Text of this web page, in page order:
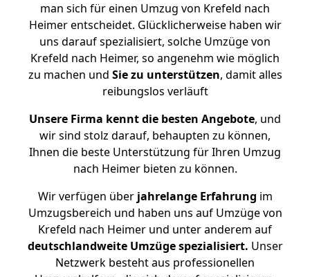
man sich für einen Umzug von Krefeld nach
Heimer entscheidet. Glücklicherweise haben wir
uns darauf spezialisiert, solche Umzüge von
Krefeld nach Heimer, so angenehm wie möglich
zu machen und Sie zu unterstützen, damit alles
reibungslos verläuft
Unsere Firma kennt die besten Angebote, und
wir sind stolz darauf, behaupten zu können,
Ihnen die beste Unterstützung für Ihren Umzug
nach Heimer bieten zu können.
Wir verfügen überjahrelange Erfahrung im
Umzugsbereich und haben uns auf Umzüge von
Krefeld nach Heimer und unter anderem auf
deutschlandweite Umzüge spezialisiert. Unser
Netzwerk besteht aus professionellen